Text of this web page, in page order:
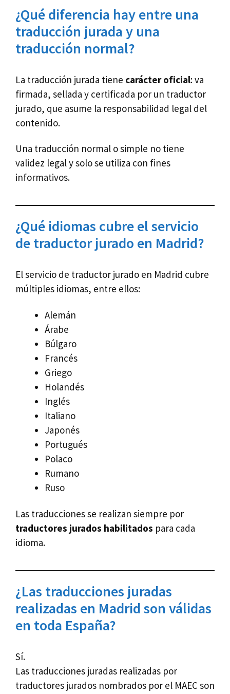
¿Qué diferencia hay entre una
traducción jurada y una
traducción normal?
La traducción jurada tiene carácter oficial: va
firmada, sellada y certificada por un traductor
jurado, que asume la responsabilidad legal del
contenido.
Una traducción normal o simple no tiene
validez legal y solo se utiliza con fines
informativos.
¿Qué idiomas cubre el servicio
de traductor jurado en Madrid?
El servicio de traductor jurado en Madrid cubre
múltiples idiomas, entre ellos:
Alemán
Árabe
Búlgaro
Francés
Griego
Holandés
Inglés
Italiano
Japonés
Portugués
Polaco
Rumano
Ruso
Las traducciones se realizan siempre por
traductores jurados habilitados para cada
idioma.
¿Las traducciones juradas
realizadas en Madrid son válidas
en toda España?
Sí.
Las traducciones juradas realizadas por
traductores jurados nombrados por el MAEC son